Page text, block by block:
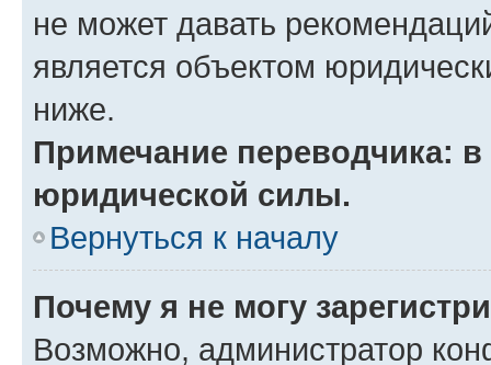
не может давать
является объектом
ниже.
Примечание переводчика:
юридической силы.
Вернуться к началу
Почему я не могу
Возможно, администратор